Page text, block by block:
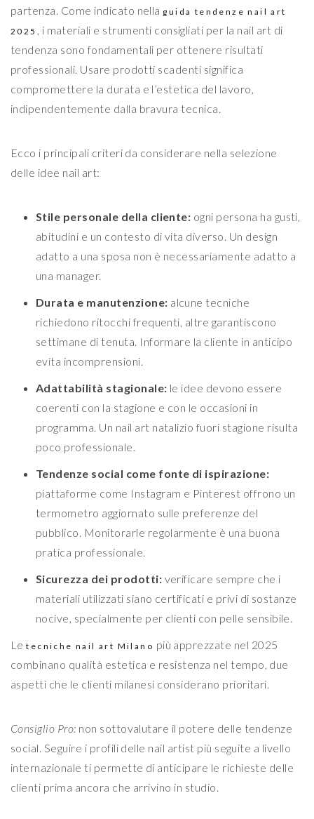
partenza. Come indicato nella guida tendenze nail art
2025 , i materiali e strumenti consigliati per la nail art di
tendenza sono fondamentali per ottenere risultati
professionali. Usare prodotti scadenti significa
compromettere la durata e l’estetica del lavoro,
indipendentemente dalla bravura tecnica.
Ecco i principali criteri da considerare nella selezione
delle idee nail art:
Stile personale della cliente: ogni persona ha gusti,
abitudini e un contesto di vita diverso. Un design
adatto a una sposa non è necessariamente adatto a
una manager.
Durata e manutenzione: alcune tecniche
richiedono ritocchi frequenti, altre garantiscono
settimane di tenuta. Informare la cliente in anticipo
evita incomprensioni.
Adattabilità stagionale: le idee devono essere
coerenti con la stagione e con le occasioni in
programma. Un nail art natalizio fuori stagione risulta
poco professionale.
Tendenze social come fonte di ispirazione:
piattaforme come Instagram e Pinterest offrono un
termometro aggiornato sulle preferenze del
pubblico. Monitorarle regolarmente è una buona
pratica professionale.
Sicurezza dei prodotti: verificare sempre che i
materiali utilizzati siano certificati e privi di sostanze
nocive, specialmente per clienti con pelle sensibile.
Letecniche nail art Milano più apprezzate nel 2025
combinano qualità estetica e resistenza nel tempo, due
aspetti che le clienti milanesi considerano prioritari.
Consiglio Pro: non sottovalutare il potere delle tendenze
social. Seguire i profili delle nail artist più seguite a livello
internazionale ti permette di anticipare le richieste delle
clienti prima ancora che arrivino in studio.